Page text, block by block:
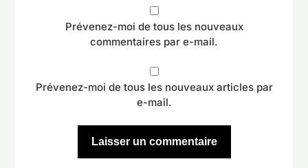
Prévenez-moi de tous les nouveaux
commentaires par e-mail.
Prévenez-moi de tous les nouveaux articles par
e-mail.